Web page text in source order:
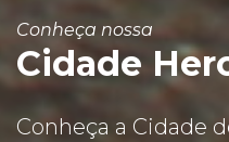
Conheça nossa
Cidade
Conheça a Cidade